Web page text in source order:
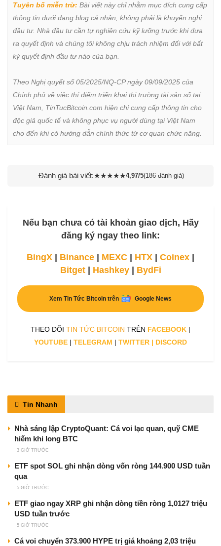
Tuyên bố miễn trừ: Bài viết này chỉ nhằm mục đích cung cấp
thông tin dưới dạng blog cá nhân, không phải là khuyến nghị
đầu tư. Nhà đầu tư cần tự nghiên cứu kỹ lưỡng trước khi đưa
ra quyết định và chúng tôi không chịu trách nhiệm đối với bất
kỳ quyết định đầu tư nào của bạn.
Theo Nghị quyết số 05/2025/NQ-CP ngày 09/09/2025 của
Chính phủ về việc thí điểm triển khai thị trường tài sản số tại
Việt Nam, TinTucBitcoin.com hiện chỉ cung cấp thông tin cho
độc giả quốc tế và không phục vụ người dùng tại Việt Nam
cho đến khi có hướng dẫn chính thức từ cơ quan chức năng.
Đánh giá bài viết:★★★★★4,97/5(186 đánh giá)
Nếu bạn chưa có tài khoản giao dịch, Hãy
đăng ký ngay theo link:
BingX Binance MEXC HTX Coinex
Bitget| Hashkey| BydFi
Xem Tin Tức Bitcoin trên Google News
THEO DÕI TIN TỨC BITCOIN TRÊN FACEBOOK |
YOUTUBE | TELEGRAM | TWITTER | DISCORD
Tin Nhanh
Nhà sáng lập CryptoQuant: Cá voi lạc quan, quỹ CME
hiếm khi long BTC
3 GIỜ TRƯỚC
ETF spot SOL ghi nhận dòng vốn ròng 144.900 USD tuần
qua
5 GIỜ TRƯỚC
ETF giao ngay XRP ghi nhận dòng tiền ròng 1,0127 triệu
USD tuần trước
5 GIỜ TRƯỚC
Cá voi chuyển 373.900 HYPE trị giá khoảng 2,03 triệu